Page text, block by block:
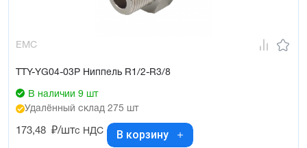
EMC
TTY-YG04-03P Ниппель R1/2-R3/8
В наличии 9 шт
Удалённый склад 275 шт
173,48 ₽/штс НДС В корзину